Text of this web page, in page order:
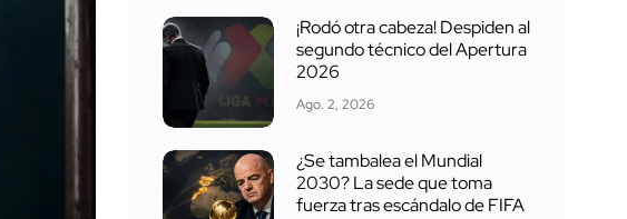
¡Rodó otra cabeza! Despiden al
segundo técnico del Apertura
2026
Ago. 2, 2026
¿Se tambalea el Mundial
2030? La sede que toma
fuerza tras escándalo de FIFA